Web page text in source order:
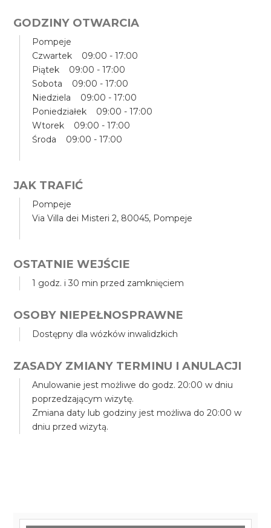
GODZINY OTWARCIA
Pompeje
Czwartek 09:00 - 17:00
Piątek 09:00 - 17:00
Sobota 09:00 - 17:00
Niedziela 09:00 - 17:00
Poniedziałek 09:00 - 17:00
Wtorek 09:00 - 17:00
Środa 09:00 - 17:00
JAK TRAFIĆ
Pompeje
Via Villa dei Misteri 2, 80045, Pompeje
OSTATNIE WEJŚCIE
1 godz. i 30 min przed zamknięciem
OSOBY NIEPEŁNOSPRAWNE
Dostępny dla wózków inwalidzkich
ZASADY ZMIANY TERMINU I ANULACJI
Anulowanie jest możliwe do godz. 20:00 w dniu
poprzedzającym wizytę.
Zmiana daty lub godziny jest możliwa do 20:00 w
dniu przed wizytą.